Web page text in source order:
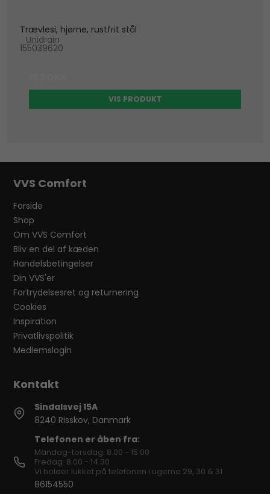
Trævlesi, hjørne, rustfrit stål
Unidrain
155039620
VIS PRODUKT
VVS Comfort
Forside
Shop
Om VVS Comfort
Bliv en del af kæden
Handelsbetingelser
Din VVS'er
Fortrydelsesret og returnering
Cookies
Inspiration
Privatlivspolitik
Medlemslogin
Sindalsvej 15A
8240 Risskov, Danmark
Telefonen er åben fra:
Mandag-torsdag: 8.00 - 15.00
Fredag: 8.00 - 14.30
Vi holder lukket på telefonen i ugerne 29, 30 & 31
86154550